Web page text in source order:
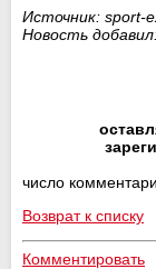
Источник: sport-
Новость
число
Возврат к списку
Комментировать